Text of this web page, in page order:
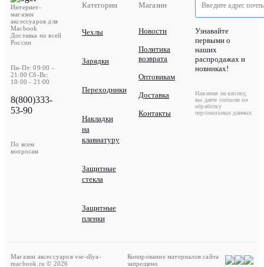
Интернет-
магазин
аксессуаров для
Macbook
Доставка по всей
России
Пн-Пт: 09:00 -
21:00 Сб-Вс:
10:00 - 21:00
8(800)333-
53-90
По всем
вопросам
Категории
Чехлы
Зарядки
Переходники
Накладки
на
клавиатуру
Защитные
стекла
Защитные
пленки
Магазин
Новости
Политика
возврата
Оптовикам
Доставка
Контакты
Узнавайте
первыми о
наших
распродажах и
новинках!
Нажимая на кнопку,
вы даете согласие на
обработку
персональных данных
Магазин аксессуаров vse-dlya-
macbook.ru © 2026
Копирование материалов сайта
запрещено